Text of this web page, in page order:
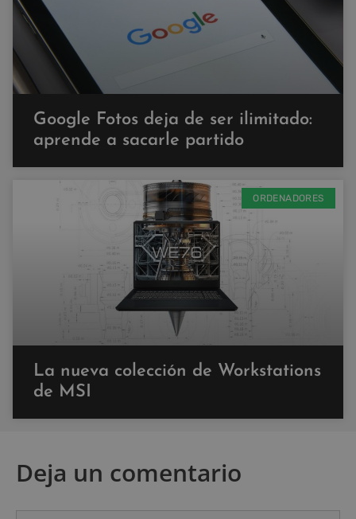
Google Fotos deja de ser ilimitado:
aprende a sacarle partido
ORDENADORES
La nueva colección de Workstations
de MSI
Deja un comentario